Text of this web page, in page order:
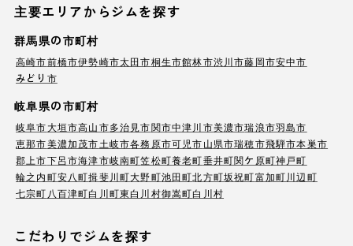
主要エリアからジムを探す
群馬県の市町村
高崎市前橋市伊勢崎市太田市桐生市館林市渋川市藤岡市安中市
みどり市
岐阜県の市町村
岐阜市大垣市高山市多治見市関市中津川市美濃市瑞浪市羽島市
恵那市美濃加茂市土岐市各務原市可児市山県市瑞穂市飛騨市本巣市
郡上市下呂市海津市岐南町笠松町養老町垂井町関ケ原町神戸町
輪之内町安八町揖斐川町大野町池田町北方町坂祝町富加町川辺町
七宗町 八百津町白川町東白川村御嵩町白川村
こだわりでジムを探す